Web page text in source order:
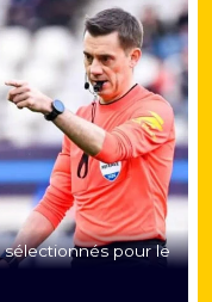
sélectionnés pour le